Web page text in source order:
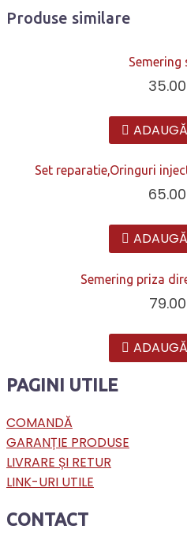
Produse similare
Semering
35.00
Set reparatie,Oringuri
65.00
Semering priza
79.00
PAGINI UTILE
COMANDĂ
GARANȚIE PRODUSE
LIVRARE ȘI RETUR
LINK-URI UTILE
CONTACT